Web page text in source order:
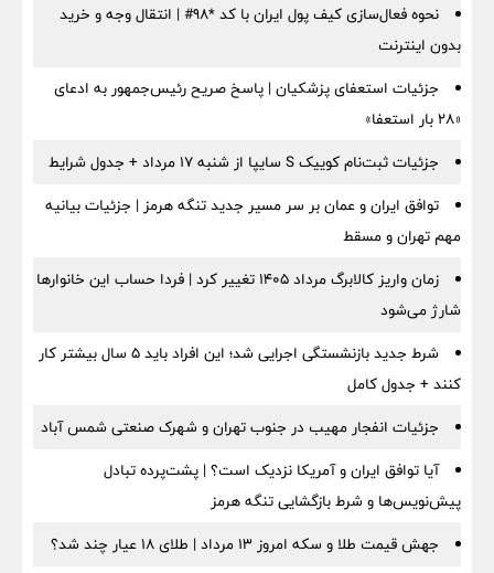
نحوه فعال‌سازی کیف پول ایران با کد *98# | انتقال وجه و خرید
بدون اینترنت
جزئیات استعفای پزشکیان | پاسخ صریح رئیس‌جمهور به ادعای
«۲۸ بار استعفا»
جزئیات ثبت‌نام کوییک S سایپا از شنبه ۱۷ مرداد + جدول شرایط
توافق ایران و عمان بر سر مسیر جدید تنگه هرمز | جزئیات بیانیه
مهم تهران و مسقط
زمان واریز کالابرگ مرداد ۱۴۰۵ تغییر کرد | فردا حساب این خانوارها
شارژ می‌شود
شرط جدید بازنشستگی اجرایی شد؛ این افراد باید ۵ سال بیشتر کار
کنند + جدول کامل
جزئیات انفجار مهیب در جنوب تهران و شهرک صنعتی شمس آباد
آیا توافق ایران و آمریکا نزدیک است؟ | پشت‌پرده تبادل
پیش‌نویس‌ها و شرط بازگشایی تنگه هرمز
جهش قیمت طلا و سکه امروز ۱۳ مرداد | طلای ۱۸ عیار چند شد؟